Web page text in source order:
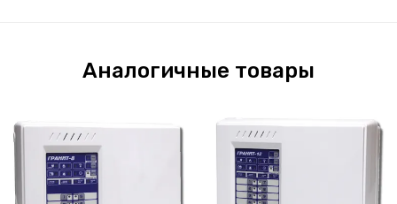
Аналогичные товары